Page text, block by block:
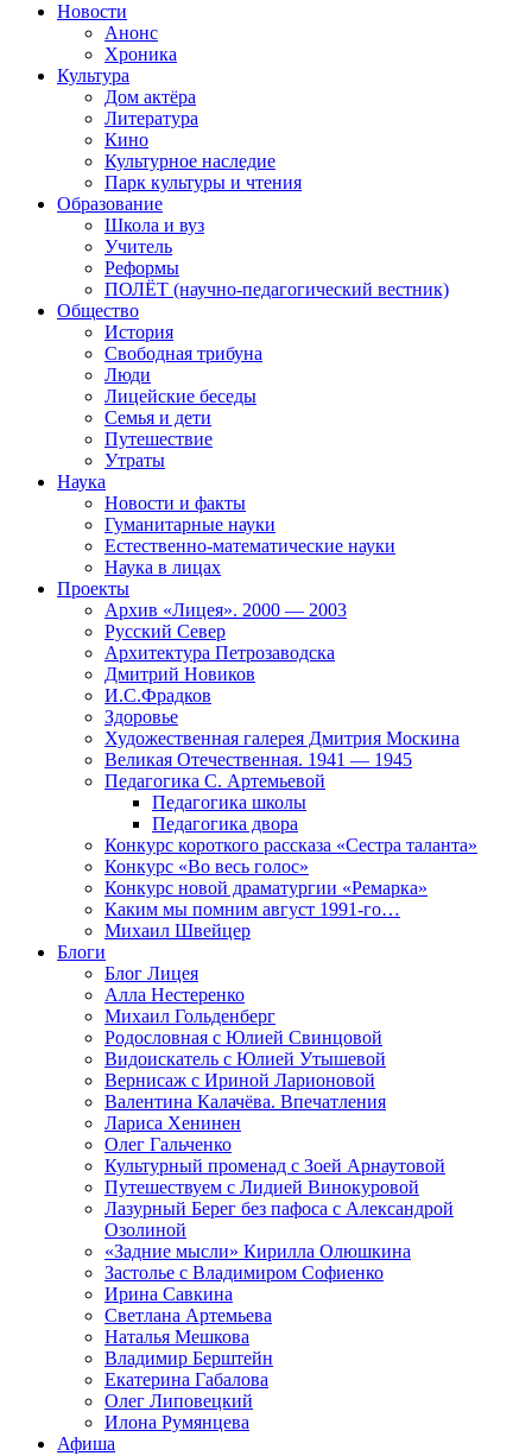
Новости
Анонс
Хроника
Культура
Дом актёра
Литература
Кино
Культурное наследие
Парк культуры и чтения
Образование
Школа и вуз
Учитель
Реформы
ПОЛЁТ (научно-педагогический вестник)
Общество
История
Свободная трибуна
Люди
Лицейские беседы
Семья и дети
Путешествие
Утраты
Наука
Новости и факты
Гуманитарные науки
Естественно-математические науки
Наука в лицах
Проекты
Архив «Лицея». 2000 — 2003
Русский Север
Архитектура Петрозаводска
Дмитрий Новиков
И.С.Фрадков
Здоровье
Художественная галерея Дмитрия Москина
Великая Отечественная. 1941 — 1945
Педагогика С. Артемьевой
Педагогика школы
Педагогика двора
Конкурс короткого рассказа «Сестра таланта»
Конкурс «Во весь голос»
Конкурс новой драматургии «Ремарка»
Каким мы помним август 1991-го…
Михаил Швейцер
Блоги
Блог Лицея
Алла Нестеренко
Михаил Гольденберг
Родословная с Юлией Свинцовой
Видоискатель с Юлией Утышевой
Вернисаж с Ириной Ларионовой
Валентина Калачёва. Впечатления
Лариса Хенинен
Олег Гальченко
Культурный променад с Зоей Арнаутовой
Путешествуем с Лидией Винокуровой
Лазурный Берег без пафоса с Александрой
Озолиной
«Задние мысли» Кирилла Олюшкина
Застолье с Владимиром Софиенко
Ирина Савкина
Светлана Артемьева
Наталья Мешкова
Владимир Берштейн
Екатерина Габалова
Олег Липовецкий
Илона Румянцева
Афиша